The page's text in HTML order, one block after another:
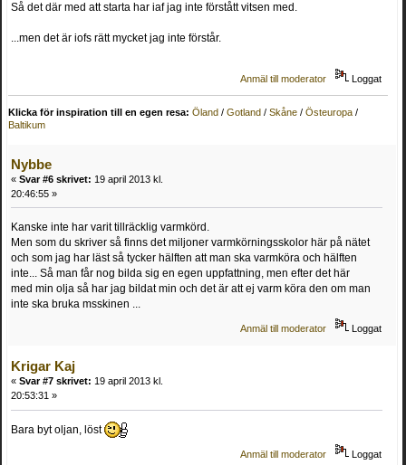
Så det där med att starta har iaf jag inte förstått vitsen med.
...men det är iofs rätt mycket jag inte förstår.
Anmäl till moderator Loggat
Klicka för inspiration till en egen resa: Öland / Gotland / Skåne / Östeuropa /
Baltikum
Nybbe
« Svar #6 skrivet: 19 april 2013 kl.
20:46:55 »
Kanske inte har varit tillräcklig varmkörd.
Men som du skriver så finns det miljoner varmkörningsskolor här på nätet
och som jag har läst så tycker hälften att man ska varmköra och hälften
inte... Så man får nog bilda sig en egen uppfattning, men efter det här
med min olja så har jag bildat min och det är att ej varm köra den om man
inte ska bruka msskinen ...
Anmäl till moderator Loggat
Krigar Kaj
« Svar #7 skrivet: 19 april 2013 kl.
20:53:31 »
Bara byt oljan, löst
Anmäl till moderator Loggat